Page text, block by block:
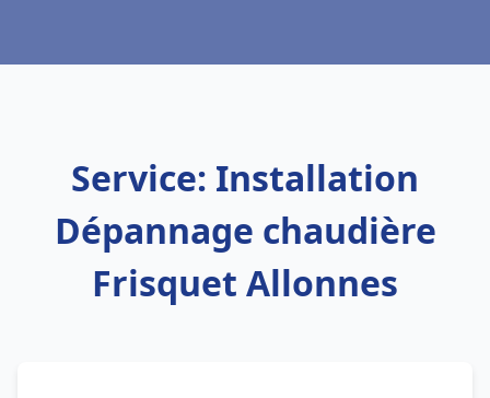
Service: Installation
Dépannage chaudière
Frisquet Allonnes